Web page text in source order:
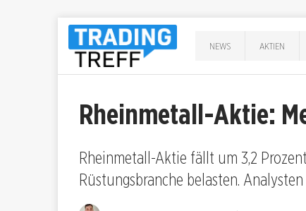
NEWS AKTIEN
Rheinmetall-Aktie:
Rheinmetall-Aktie fällt um 3,2
Rüstungsbranche belasten.